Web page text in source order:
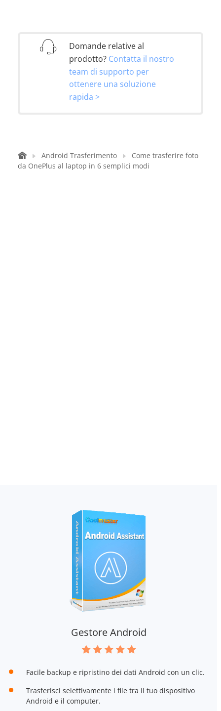
Domande relative al
prodotto? Contatta il nostro
team di supporto per
ottenere una soluzione
rapida >
Android Trasferimento
Come trasferire foto
da OnePlus al laptop in 6 semplici modi
Gestore Android
Facile backup e ripristino dei dati Android con un clic.
Trasferisci selettivamente i file tra il tuo dispositivo
Android e il computer.